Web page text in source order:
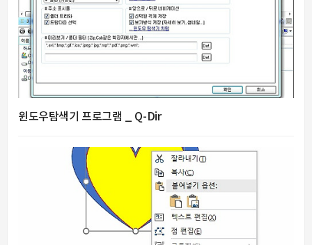
윈도우탐색기 프로그램 _ Q-Dir